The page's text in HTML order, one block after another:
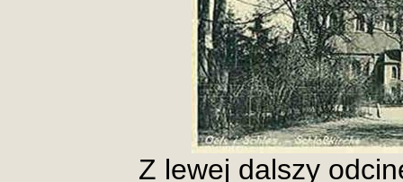
Z lewej dalszy